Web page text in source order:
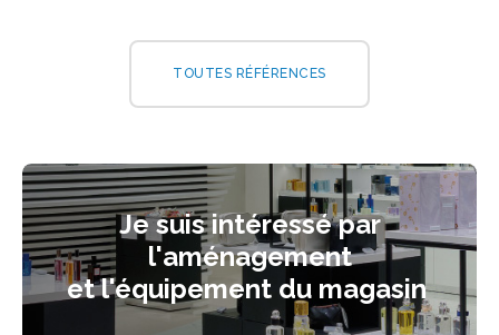
TOUTES RÉFÉRENCES
Je suis intéressé par
l'aménagement
et l'équipement du magasin